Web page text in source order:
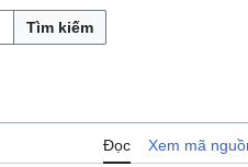
Tìm kiếm
Đọc Xem mã